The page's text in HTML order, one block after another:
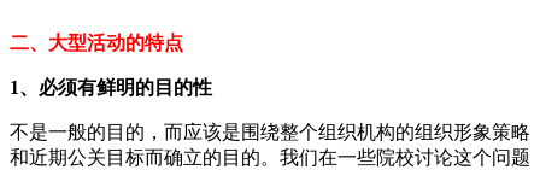
二、大型活动的特点
1、必须有鲜明的目的性
不是一般的目的，而应该是围绕整个组织机构的组织形象策略
和近期公关目标而确立的目的。我们在一些院校讨论这个问题